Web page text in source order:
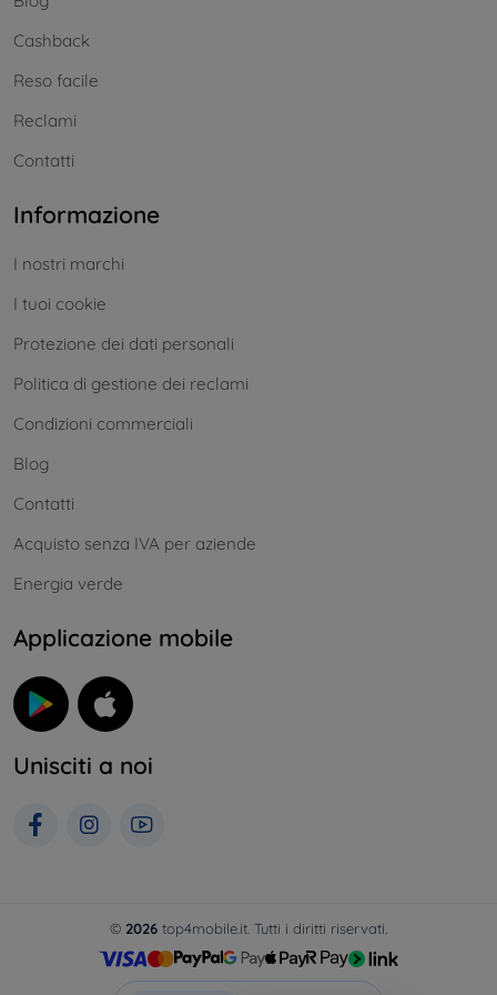
Cashback
Reso facile
Reclami
Contatti
Informazione
I nostri marchi
I tuoi cookie
Protezione dei dati personali
Politica di gestione dei reclami
Condizioni commerciali
Blog
Contatti
Acquisto senza IVA per aziende
Energia verde
Applicazione mobile
Unisciti a noi
© 2026 top4mobile.it. Tutti i diritti riservati.